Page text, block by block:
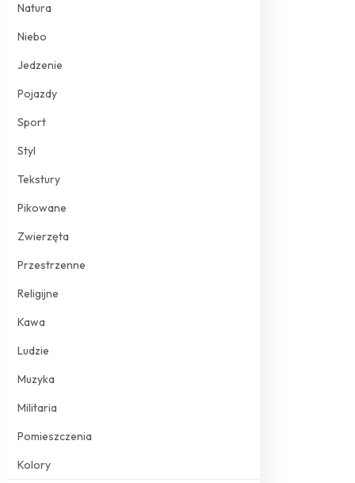
Natura
Niebo
Jedzenie
Pojazdy
Sport
Styl
Tekstury
Pikowane
Zwierzęta
Przestrzenne
Religijne
Kawa
Ludzie
Muzyka
Militaria
Pomieszczenia
Kolory